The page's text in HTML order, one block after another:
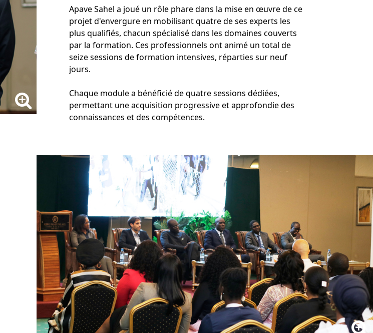
Apave Sahel a joué un rôle phare dans la mise en œuvre de ce
projet d'envergure en mobilisant quatre de ses experts les
plus qualifiés, chacun spécialisé dans les domaines couverts
par la formation. Ces professionnels ont animé un total de
seize sessions de formation intensives, réparties sur neuf
jours.
Chaque module a bénéficié de quatre sessions dédiées,
permettant une acquisition progressive et approfondie des
connaissances et des compétences.